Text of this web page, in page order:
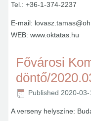
Tel.: +36-1-374-2237
E-mail:
WEB: www.oktatas.hu
Fővárosi
döntő/
Published 2020-03-
A verseny helyszíne: